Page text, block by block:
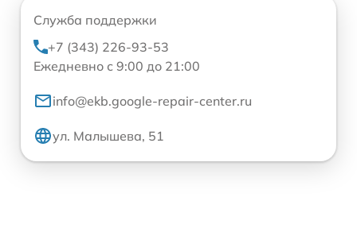
Служба поддержки
+7 (343) 226-93-53
Ежедневно с 9:00 до 21:00
info@ekb.google-repair-center.ru
ул. Малышева, 51